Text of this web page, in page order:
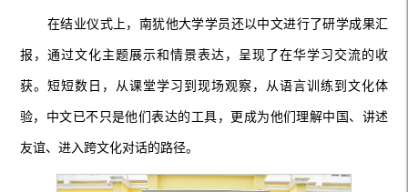
在结业仪式上，南犹他大学学员还以中文进行了研学成果汇
报，通过文化主题展示和情景表达，呈现了在华学习交流的收
获。短短数日，从课堂学习到现场观察，从语言训练到文化体
验，中文已不只是他们表达的工具，更成为他们理解中国、讲述
友谊、进入跨文化对话的路径。